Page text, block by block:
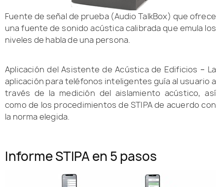
Fuente de señal de prueba (Audio TalkBox) que ofrece
una fuente de sonido acústica calibrada que emula los
niveles de habla de una persona.
Aplicación del Asistente de Acústica de Edificios – La
aplicación para teléfonos inteligentes guía al usuario a
través de la medición del aislamiento acústico, así
como de los procedimientos de STIPA de acuerdo con
la norma elegida.
Informe STIPA en 5 pasos